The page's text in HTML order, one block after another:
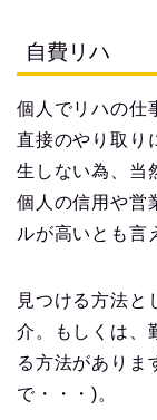
自費リハ
個人でリハの仕
直接のやり取り
生しない為、当
個人の信用や営
ルが高いとも言
見つける方法と
介。もしくは、
る方法がありま
で・・・)。